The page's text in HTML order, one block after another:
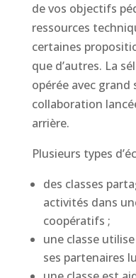
de vos objectifs
ressources
certaines
que d’autres. La
opérée avec
collaboration
arrière.
Plusieurs types
des classes
activités dans
coopératifs ;
une classe
ses partenaires